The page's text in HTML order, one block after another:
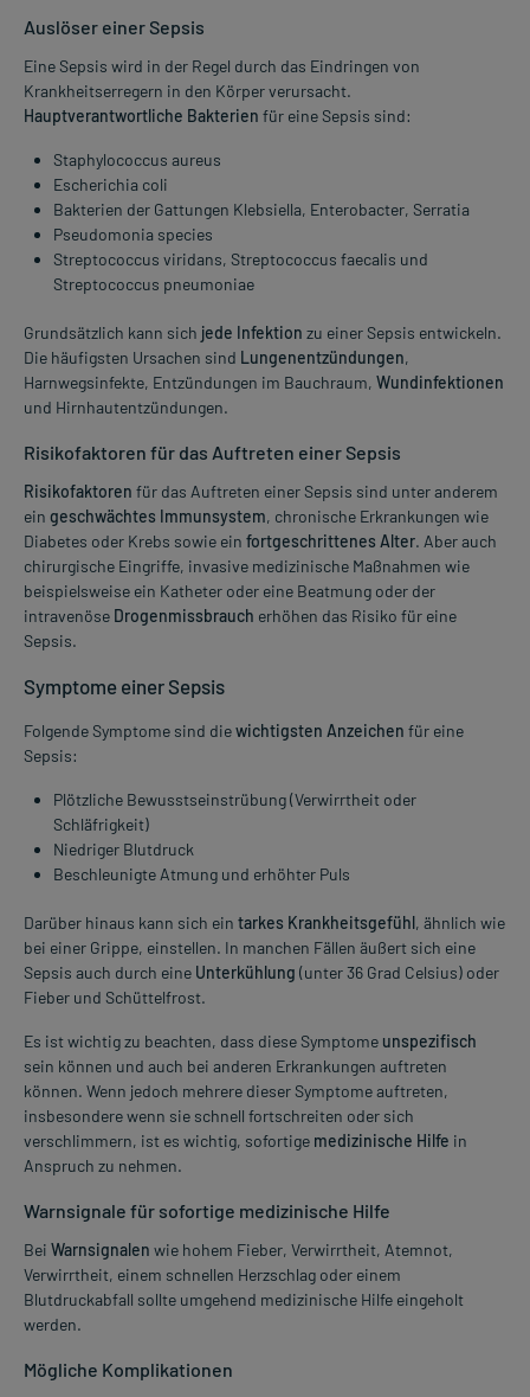
Auslöser einer Sepsis
Eine Sepsis wird in der Regel durch das Eindringen von
Krankheitserregern in den Körper verursacht.
Hauptverantwortliche Bakterien für eine Sepsis sind:
Staphylococcus aureus
Escherichia coli
Bakterien der Gattungen Klebsiella, Enterobacter, Serratia
Pseudomonia species
Streptococcus viridans, Streptococcus faecalis und
Streptococcus pneumoniae
Grundsätzlich kann sich jede Infektion zu einer Sepsis entwickeln.
Die häufigsten Ursachen sind Lungenentzündungen,
Harnwegsinfekte, Entzündungen im Bauchraum, Wundinfektionen
und Hirnhautentzündungen.
Risikofaktoren für das Auftreten einer Sepsis
Risikofaktoren für das Auftreten einer Sepsis sind unter anderem
ein geschwächtes Immunsystem, chronische Erkrankungen wie
Diabetes oder Krebs sowie ein fortgeschrittenes Alter. Aber auch
chirurgische Eingriffe, invasive medizinische Maßnahmen wie
beispielsweise ein Katheter oder eine Beatmung oder der
intravenöse Drogenmissbrauch erhöhen das Risiko für eine
Sepsis.
Symptome einer Sepsis
Folgende Symptome sind diewichtigsten Anzeichen für eine
Sepsis:
Plötzliche Bewusstseinstrübung (Verwirrtheit oder
Schläfrigkeit)
Niedriger Blutdruck
Beschleunigte Atmung und erhöhter Puls
Darüber hinaus kann sich ein tarkes Krankheitsgefühl, ähnlich wie
bei einer Grippe, einstellen. In manchen Fällen äußert sich eine
Sepsis auch durch eine Unterkühlung (unter 36 Grad Celsius) oder
Fieber und Schüttelfrost.
Es ist wichtig zu beachten, dass diese Symptome unspezifisch
sein können und auch bei anderen Erkrankungen auftreten
können. Wenn jedoch mehrere dieser Symptome auftreten,
insbesondere wenn sie schnell fortschreiten oder sich
verschlimmern, ist es wichtig, sofortige medizinische Hilfe in
Anspruch zu nehmen.
Warnsignale für sofortige medizinische Hilfe
Bei Warnsignalen wie hohem Fieber, Verwirrtheit, Atemnot,
Verwirrtheit, einem schnellen Herzschlag oder einem
Blutdruckabfall sollte umgehend medizinische Hilfe eingeholt
werden.
Mögliche Komplikationen